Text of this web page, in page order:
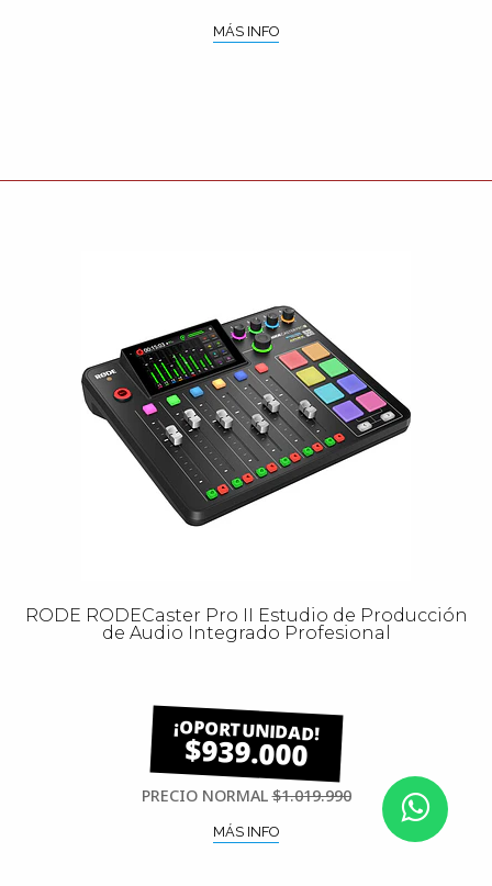
MÁS INFO
RODE RODECaster Pro II Estudio de Producción
de Audio Integrado Profesional
$939.000
PRECIO NORMAL$1.019.990
MÁS INFO